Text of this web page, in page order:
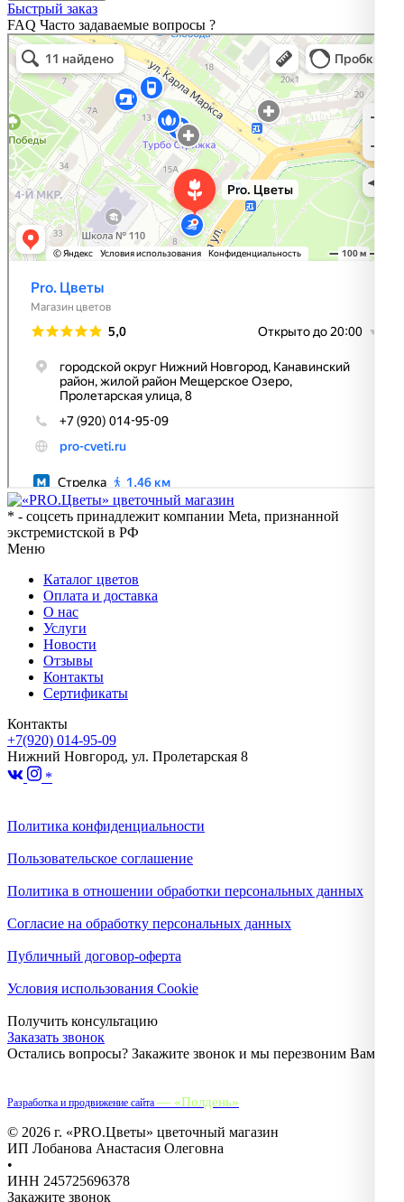
Быстрый заказ
FAQ Часто задаваемые вопросы ?
Pro. Цветы
Магазин цветов в Нижнем Новгороде
Доставка цветов и букетов в Нижнем Новгороде
* - соцсеть принадлежит компании Meta, признанной
экстремистской в РФ
Меню
Каталог цветов
Оплата и доставка
О нас
Услуги
Новости
Отзывы
Контакты
Сертификаты
Контакты
+7(920) 014-95-09
Нижний Новгород, ул. Пролетарская 8
*
Политика конфиденциальности
Пользовательское соглашение
Политика в отношении обработки персональных данных
Согласие на обработку персональных данных
Публичный договор-оферта
Условия использования Cookie
Получить консультацию
Заказать звонок
Остались вопросы? Закажите звонок и мы перезвоним Вам.
Разработка и продвижение сайта — «Полдень»
© 2026 г. «PRO.Цветы» цветочный магазин
ИП Лобанова Анастасия Олеговна
•
ИНН 245725696378
Закажите звонок